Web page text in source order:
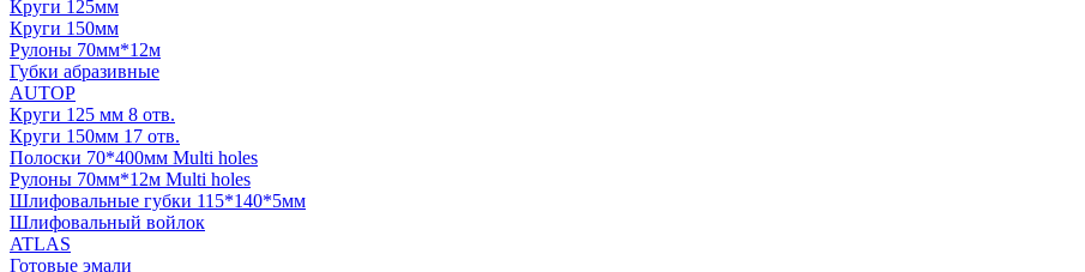
Круги 125мм
Круги 150мм
Рулоны 70мм*12м
Губки абразивные
AUTOP
Круги 125 мм 8 отв.
Круги 150мм 17 отв.
Полоски 70*400мм Multi holes
Рулоны 70мм*12м Multi holes
Шлифовальные губки 115*140*5мм
Шлифовальный войлок
ATLAS
Готовые эмали